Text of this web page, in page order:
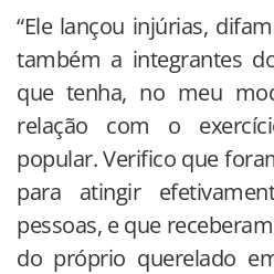
“Ele lançou injúrias,
também a integrantes
que tenha, no meu
relação com o
popular. Verifico que
para atingir
pessoas, e que
do próprio querelado